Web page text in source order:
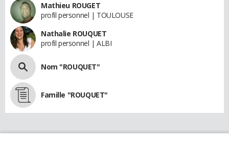
Mathieu ROUGET
profil personnel | TOULOUSE
Nathalie ROUQUET
profil personnel | ALBI
Nom "ROUQUET"
Famille "ROUQUET"